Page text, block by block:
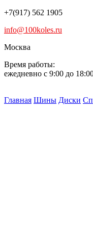
+7(917) 562 1905
info@100koles.ru
Москва
Время работы:
ежедневно с 9:00 до
Главная Шины Диски